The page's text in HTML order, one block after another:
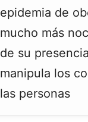
epidemia de
mucho más
de su
manipula los
las personas